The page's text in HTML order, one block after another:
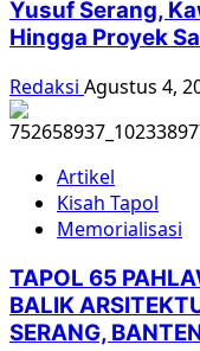
Yusuf Serang,
Hingga Proyek
Redaksi Agustus 4,
Artikel
Kisah Tapol
Memorialisasi
TAPOL 65
BALIK
SERANG,